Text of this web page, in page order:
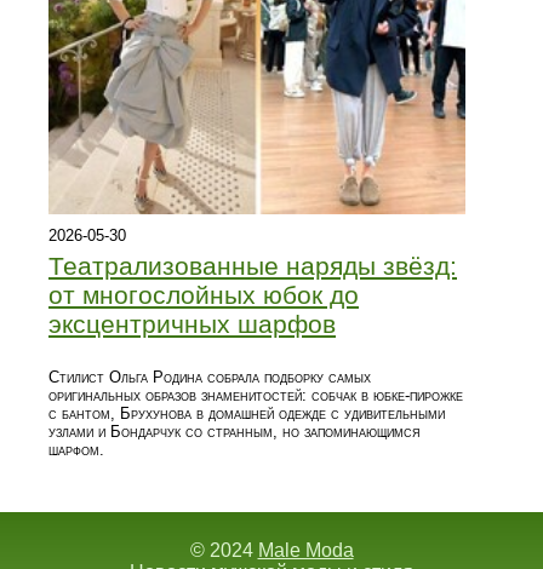
2026-05-30
Театрализованные наряды звёзд:
от многослойных юбок до
эксцентричных шарфов
Стилист Ольга Родина собрала подборку самых
оригинальных образов знаменитостей: собчак в юбке‑пирожке
с бантом, Брухунова в домашней одежде с удивительными
узлами и Бондарчук со странным, но запоминающимся
шарфом.
© 2024 Male Moda